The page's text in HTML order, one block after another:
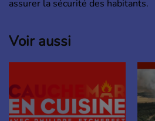
assurer la sécurité des habitants.
Voir aussi